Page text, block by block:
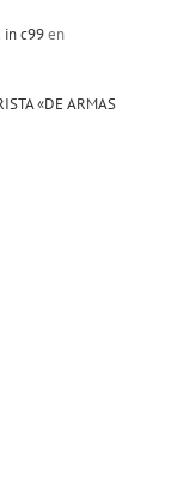
in c99en
«DE ARMAS